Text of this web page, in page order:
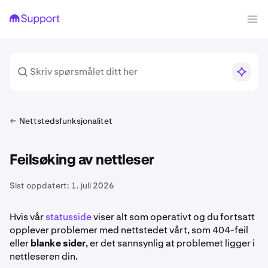
Nettstedsfunksjonalitet
Feilsøking av nettleser
Sist oppdatert: 1. juli 2026
Hvis vårstatussideviser alt som operativt og du fortsatt
opplever problemer med nettstedet vårt, som 404-feil
ellerblanke sider, er det sannsynlig at problemet ligger i
nettleseren din.